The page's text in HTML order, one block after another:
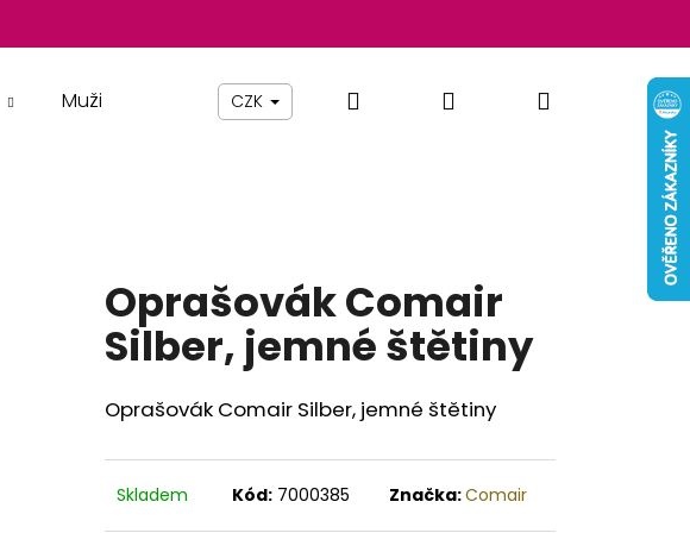
Muži Beauty By Simona Pomůcky Nábytek
CZK Hledat PřihlášeníNákupní
Oprašovák Comair
Silber, jemné štětiny
Oprašovák Comair Silber, jemné štětiny
Skladem Kód: 7000385 Značka:Comair
Následující